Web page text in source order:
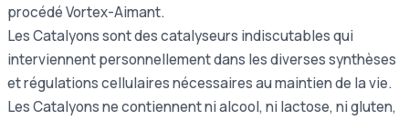
procédé Vortex-Aimant.
Les Catalyons sont des catalyseurs indiscutables qui
interviennent personnellement dans les diverses synthèses
et régulations cellulaires nécessaires au maintien de la vie.
Les Catalyons ne contiennent ni alcool, ni lactose, ni gluten,